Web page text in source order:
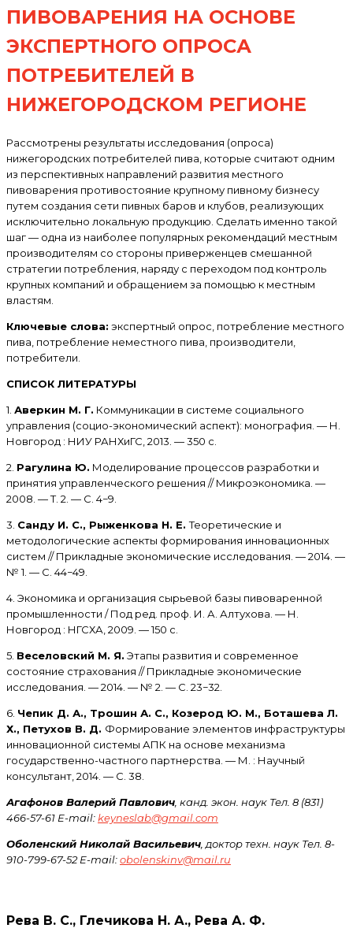
ПИВОВАРЕНИЯ НА ОСНОВЕ
ЭКСПЕРТНОГО ОПРОСА
ПОТРЕБИТЕЛЕЙ В
НИЖЕГОРОДСКОМ РЕГИОНЕ
Рассмотрены результаты исследования (опроса)
нижегородских потребителей пива, которые считают одним
из перспективных направлений развития местного
пивоварения противостояние крупному пивному бизнесу
путем создания сети пивных баров и клубов, реализующих
исключительно локальную продукцию. Сделать именно такой
шаг — одна из наиболее популярных рекомендаций местным
производителям со стороны приверженцев смешанной
стратегии потребления, наряду с переходом под контроль
крупных компаний и обращением за помощью к местным
властям.
Ключевые слова: экспертный опрос, потребление местного
пива, потребление неместного пива, производители,
потребители.
СПИСОК ЛИТЕРАТУРЫ
1. Аверкин М. Г. Коммуникации в системе социального
управления (социо-экономический аспект): монография. — Н.
Новгород : НИУ РАНХиГС, 2013. — 350 с.
2. Рагулина Ю. Моделирование процессов разработки и
принятия управленческого решения // Микроэкономика. —
2008. — Т. 2. — С. 4−9.
3. Санду И. С., Рыженкова Н. Е.Теоретические и
методологические аспекты формирования инновационных
систем // Прикладные экономические исследования. — 2014. —
№ 1. — С. 44−49.
4. Экономика и организация сырьевой базы пивоваренной
промышленности / Под ред. проф. И. А. Алтухова. — Н.
Новгород : НГСХА, 2009. — 150 с.
5. Веселовский М. Я. Этапы развития и современное
состояние страхования // Прикладные экономические
исследования. — 2014. — № 2. — С. 23−32.
6. Чепик Д. А., Трошин А. С., Козерод Ю. М., Боташева Л.
Х., Петухов В. Д. Формирование элементов инфраструктуры
инновационной системы АПК на основе механизма
государственно-частного партнерства. — М. : Научный
консультант, 2014. — С. 38.
Агафонов Валерий Павлович , канд. экон. наук Тел. 8 (831)
466-57-61 E-mail: keyneslab@gmail.com
Оболенский Николай Васильевич , доктор техн. наук Тел. 8-
910-799-67-52 E-mail:obolenskinv@mail.ru
Рева В. С., Глечикова Н. А., Рева А. Ф.